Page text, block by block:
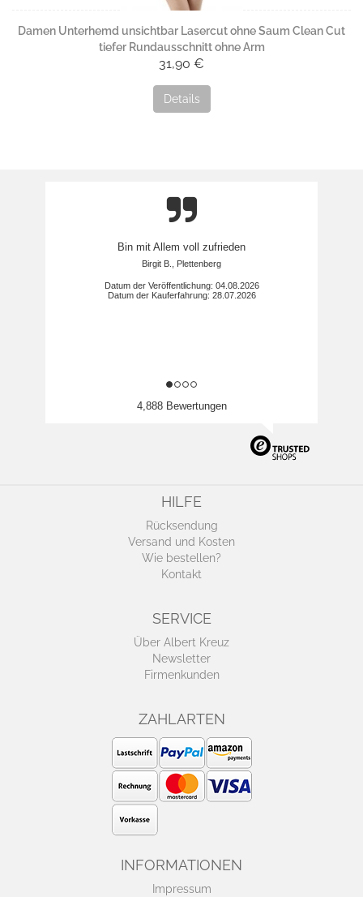
Damen Unterhemd unsichtbar Lasercut ohne Saum Clean Cut
tiefer Rundausschnitt ohne Arm
31,90 €
Details
Schnelle Lieferung, hochwertige Qualität.
Sven H., Bonn
Datum der Veröffentlichung: 02.08.2026
Datum der Kauferfahrung: 22.07.2026
4,888 Bewertungen
HILFE
Rücksendung
Versand und Kosten
Wie bestellen?
Kontakt
SERVICE
Über Albert Kreuz
Newsletter
Firmenkunden
ZAHLARTEN
INFORMATIONEN
Impressum